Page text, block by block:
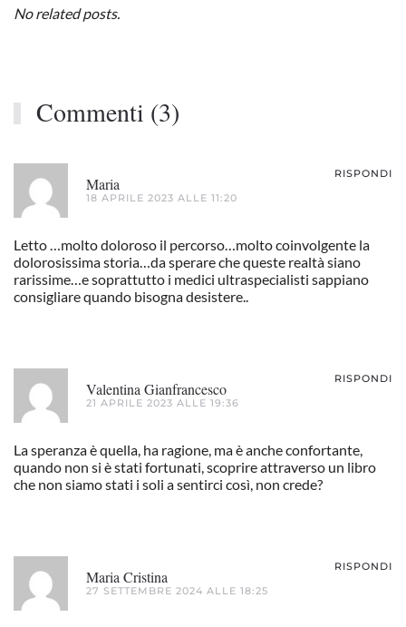
No related posts.
Commenti (3)
Maria
18 APRILE 2023 ALLE 11:20
RISPONDI
Letto …molto doloroso il percorso…molto coinvolgente la
dolorosissima storia…da sperare che queste realtà siano
rarissime…e soprattutto i medici ultraspecialisti sappiano
consigliare quando bisogna desistere..
Valentina Gianfrancesco
21 APRILE 2023 ALLE 19:36
RISPONDI
La speranza è quella, ha ragione, ma è anche confortante,
quando non si è stati fortunati, scoprire attraverso un libro
che non siamo stati i soli a sentirci così, non crede?
Maria Cristina
27 SETTEMBRE 2024 ALLE 18:25
RISPONDI